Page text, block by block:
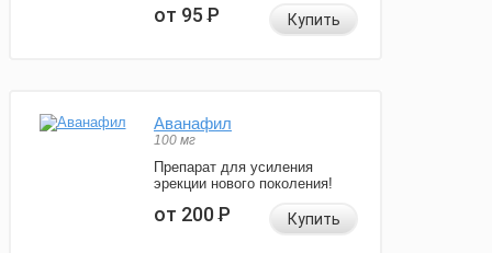
от 95Р Купить
Аванафил
100 мг
Препарат для усиления
эрекции нового поколения!
от 200Р Купить